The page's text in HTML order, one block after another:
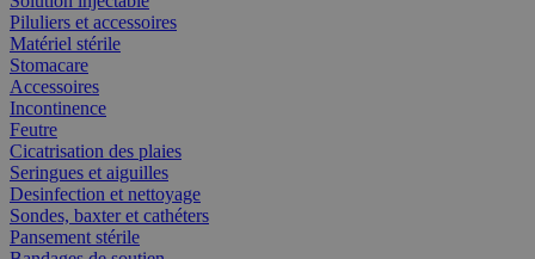
Piluliers et accessoires
Matériel stérile
Stomacare
Accessoires
Incontinence
Feutre
Cicatrisation des plaies
Seringues et aiguilles
Desinfection et nettoyage
Sondes, baxter et cathéters
Pansement stérile